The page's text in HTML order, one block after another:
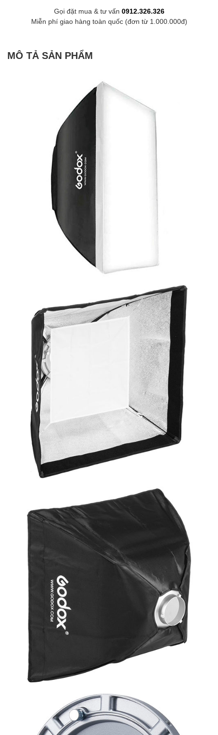
Gọi đặt mua & tư vấn 0912.326.326
Miễn phí giao hàng toàn quốc (đơn từ 1.000.000đ)
MÔ TẢ SẢN PHẨM